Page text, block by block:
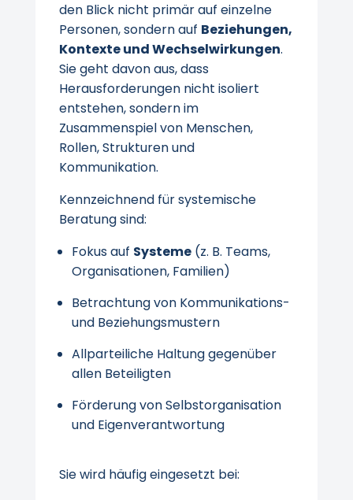
den Blick nicht primär auf einzelne
Personen, sondern auf Beziehungen,
Kontexte und Wechselwirkungen.
Sie geht davon aus, dass
Herausforderungen nicht isoliert
entstehen, sondern im
Zusammenspiel von Menschen,
Rollen, Strukturen und
Kommunikation.
Kennzeichnend für systemische
Beratung sind:
Fokus auf Systeme(z. B. Teams,
Organisationen, Familien)
Betrachtung von Kommunikations-
und Beziehungsmustern
Allparteiliche Haltung gegenüber
allen Beteiligten
Förderung von Selbstorganisation
und Eigenverantwortung
Sie wird häufig eingesetzt bei: